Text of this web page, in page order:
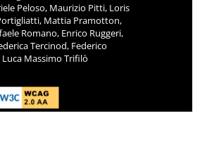
Peloso, Maurizio Pitti, Loris
Mattia Pramotton,
Romano, Enrico Ruggeri,
Tercinod, Federico
Massimo Trifilò